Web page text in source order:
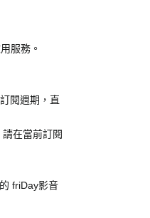
服務。
閱週期，直
在當前訂閱
friDay影音